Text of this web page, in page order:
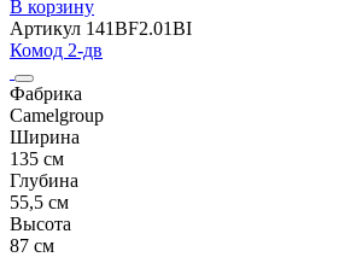
В корзину
Артикул 141BF2.01BI
Комод 2-дв
Фабрика
Camelgroup
Ширина
135 см
Глубина
55,5 см
Высота
87 см